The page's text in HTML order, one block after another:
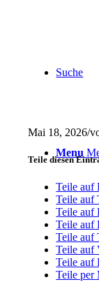
Suche
Menu
Mai 18, 2026/
Teile diesen
Teile auf
Teile auf
Teile auf
Teile auf
Teile auf
Teile auf
Teile auf
Teile per